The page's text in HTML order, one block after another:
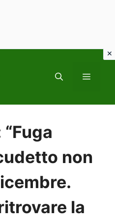
MENU
non
la